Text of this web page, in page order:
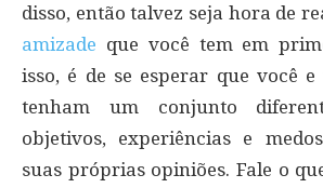
disso, então talvez seja hora de
amizade que você tem em
isso, é de se esperar que você
tenham um conjunto
objetivos, experiências e
suas próprias opiniões. Fale o